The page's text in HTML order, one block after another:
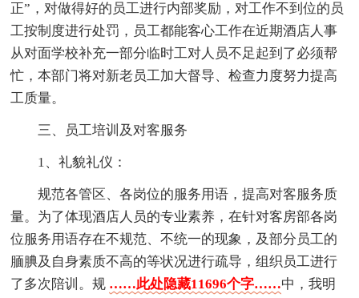
正”，对做得好的员工进行内部奖励，对工作不到位的员
工按制度进行处罚，员工都能客心工作在近期酒店人事
从对面学校补充一部分临时工对人员不足起到了必须帮
忙，本部门将对新老员工加大督导、检查力度努力提高
工质量。
三、员工培训及对客服务
1、礼貌礼仪：
规范各管区、各岗位的服务用语，提高对客服务质
量。为了体现酒店人员的专业素养，在针对客房部各岗
位服务用语存在不规范、不统一的现象，及部分员工的
腼腆及自身素质不高的等状况进行疏导，组织员工进行
了多次陪训。规 ……此处隐藏11696个字……中，我明